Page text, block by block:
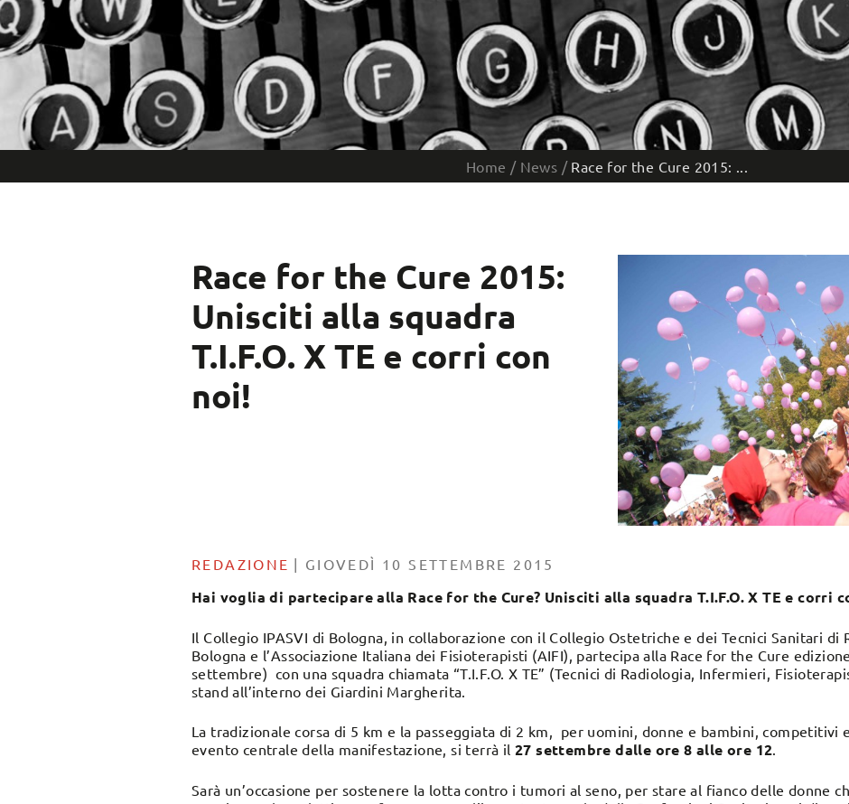
Home / News / Race for the Cure 2015: ...
Race for the Cure 2015:
Unisciti alla squadra
T.I.F.O. X TE e corri con
noi!
REDAZIONE | GIOVEDÌ 10 SETTEMBRE 2015
Hai voglia di partecipare alla Race for the Cure? Unisciti alla squadra T.I.F.O. X TE e corri
Il Collegio IPASVI di Bologna, in collaborazione con il Collegio Ostetriche e dei Tecnici Sanitari di
Bologna e l’Associazione Italiana dei Fisioterapisti (AIFI), partecipa alla Race for the Cure
settembre) con una squadra chiamata “T.I.F.O. X TE” (Tecnici di Radiologia, Infermieri,
stand all’interno dei Giardini Margherita.
La tradizionale corsa di 5 km e la passeggiata di 2 km, per uomini, donne e bambini, competitivi
evento centrale della manifestazione, si terrà il 27 settembre dalle ore 8 alle ore 12.
Sarà un’occasione per sostenere la lotta contro i tumori al seno, per stare al fianco delle donne